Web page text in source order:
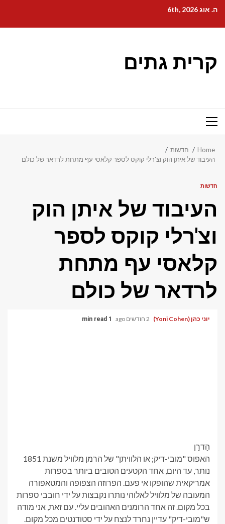
content
ה. אוג 6th, 2026
קרית גתים
Primary
Home
חדשות
העיבוד של איתן הוק וצ'רלי קוקס לספר קלאסי עף מתחת לרדאר של כולם
חדשות
העיבוד של איתן הוק
וצ'רלי קוקס לספר
קלאסי עף מתחת
לרדאר של כולם
יוני כהן (Yoni Cohen) 2 חודשים ago 1 min read
הַדרָן
האפוס "מובי-דיק; או הלוויתן" של הרמן מלוויל משנת 1851
נותר, עד היום, אחד הקטעים הטובים ביותר בספרות
אמריקאית שהופקו אי פעם. הפרוזה הצפופה והמטאפורה
המעובה של מלוויל לאלוהי נותרו נקבצות על ידי חובבי ספרות
בכל מקום. זה אחד הרומנים האהובים עליי. עם זאת, אני מודה
ש"מובי-דיק" עדיין נחרד לנצח על ידי סטודנטים מכל מקום.